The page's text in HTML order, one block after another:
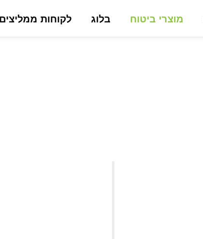
מוצרי ביטוח בלוג לקוחות ממליצים